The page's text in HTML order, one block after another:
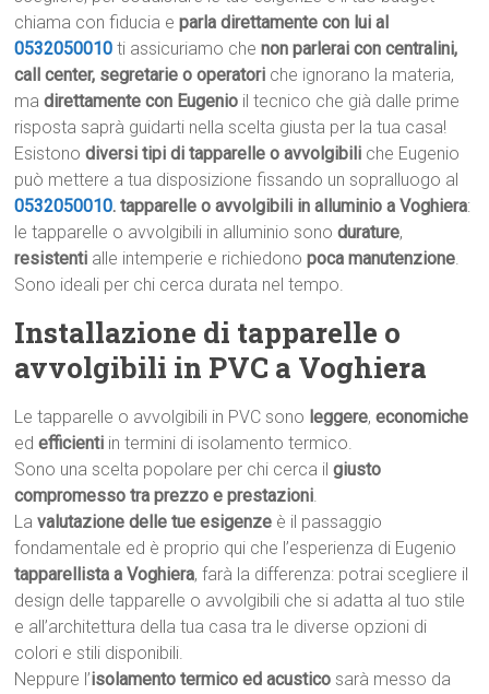
chiama con fiducia eparla direttamente con lui al
0532050010 ti assicuriamo chenon parlerai con centralini,
call center, segretarie o operatori che ignorano la materia,
madirettamente con Eugenio il tecnico che già dalle prime
risposta saprà guidarti nella scelta giusta per la tua casa!
Esistonodiversi tipi di tapparelle o avvolgibili che Eugenio
può mettere a tua disposizione fissando un sopralluogo al
0532050010. tapparelle o avvolgibili in alluminio a Voghiera:
le tapparelle o avvolgibili in alluminio sonodurature,
resistenti alle intemperie e richiedonopoca manutenzione.
Sono ideali per chi cerca durata nel tempo.
Installazione di tapparelle o
avvolgibili in PVC a Voghiera
Le tapparelle o avvolgibili in PVC sono leggere,economiche
edefficienti in termini di isolamento termico.
Sono una scelta popolare per chi cerca ilgiusto
compromesso tra prezzo e prestazioni.
Lavalutazione delle tue esigenze è il passaggio
fondamentale ed è proprio qui che l’esperienza di Eugenio
tapparellista a Voghiera, farà la differenza: potrai scegliere il
design delle tapparelle o avvolgibili che si adatta al tuo stile
e all’architettura della tua casa tra le diverse opzioni di
colori e stili disponibili.
Neppure l’isolamento termico ed acustico sarà messo da